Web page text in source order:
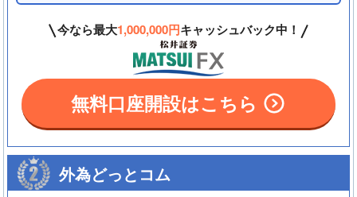
今なら最大1,000,000円キャッシュバック中！
無料口座開設はこちら
外為どっとコム